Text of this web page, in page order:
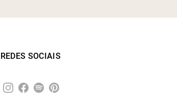
REDES SOCIAIS